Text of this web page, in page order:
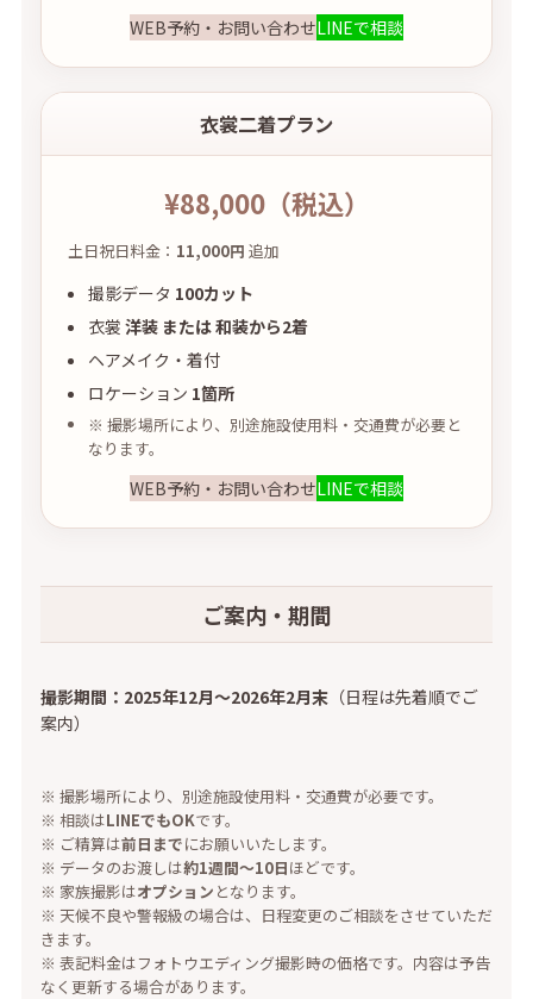
WEB予約・お問い合わせLINEで相談
衣裳二着プラン
¥88,000（税込）
土日祝日料金： 11,000円 追加
撮影データ 100カット
衣裳 洋装 または 和装から2着
ヘアメイク・着付
ロケーション 1箇所
※ 撮影場所により、別途施設使用料・交通費が必要と
なります。
WEB予約・お問い合わせLINEで相談
ご案内・期間
撮影期間： 2025年12月〜2026年2月末（日程は先着順でご
案内）
※ 撮影場所により、別途施設使用料・交通費が必要です。
※ 相談はLINEでもOKです。
※ ご精算は前日までにお願いいたします。
※ データのお渡しは約1週間〜10日ほどです。
※ 家族撮影はオプション となります。
※ 天候不良や警報級の場合は、日程変更のご相談をさせていただ
きます。
※ 表記料金はフォトウエディング撮影時の価格です。内容は予告
なく更新する場合があります。